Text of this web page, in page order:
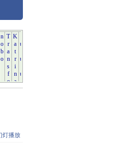
灯播放